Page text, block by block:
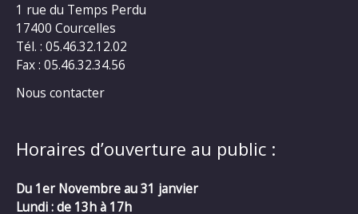
1 rue du Temps Perdu
17400 Courcelles
Tél. : 05.46.32.12.02
Fax : 05.46.32.34.56
Nous contacter
Horaires d’ouverture au public :
Du 1er Novembre au 31 janvier
Lundi : de 13h à 17h